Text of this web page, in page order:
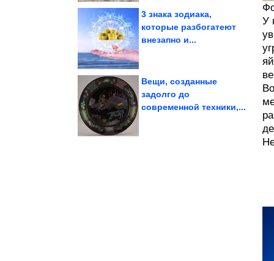
Ржал до слез
3 знака зодиака,
которые разбогатеют
внезапно и...
в мире
Вещи, созданные
задолго до
современной техники,...
У